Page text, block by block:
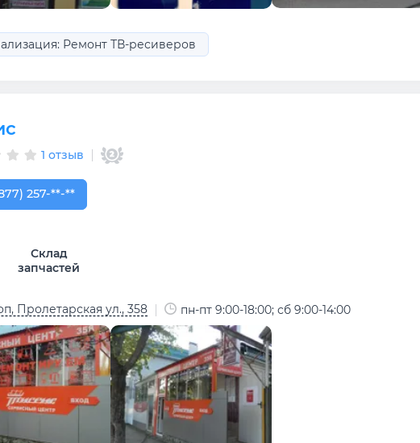
Ремонт ТВ-ресиверов
1 отзыв
257-61-53
257-**-**
Склад
запчастей
Пролетарская ул., 358 пн-пт 9:00-18:00; сб 9:00-14:00